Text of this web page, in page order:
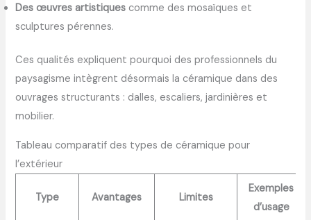
Des œuvres artistiques comme des mosaïques et
sculptures pérennes.
Ces qualités expliquent pourquoi des professionnels du
paysagisme intègrent désormais la céramique dans des
ouvrages structurants : dalles, escaliers, jardinières et
mobilier.
Tableau comparatif des types de céramique pour
l’extérieur
Type Avantages Limites
Exemples
d’usage